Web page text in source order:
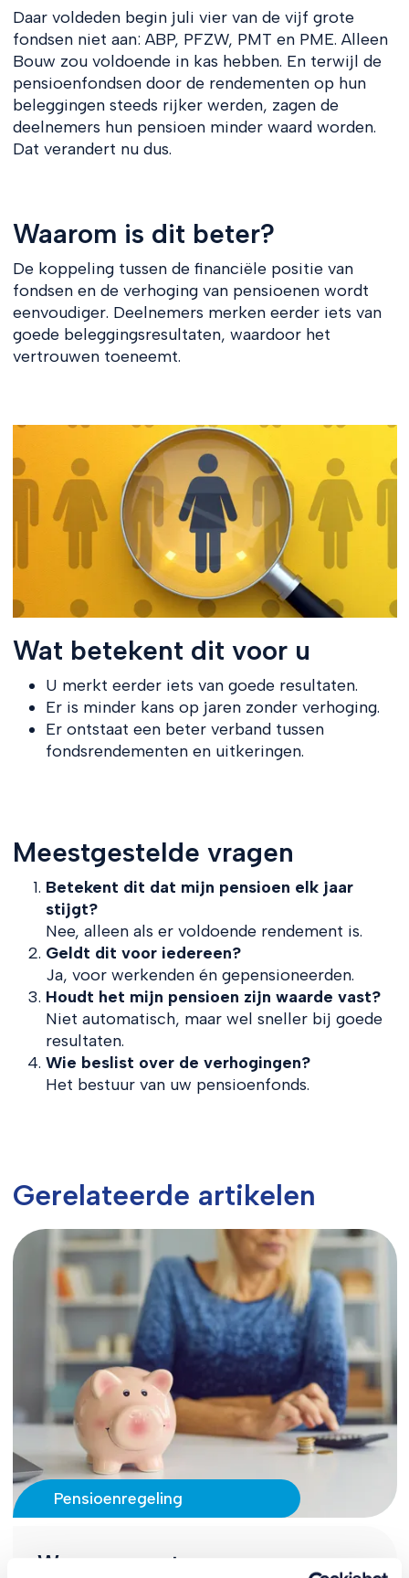
Daar voldeden begin juli vier van de vijf grote
fondsen niet aan: ABP, PFZW, PMT en PME. Alleen
Bouw zou voldoende in kas hebben. En terwijl de
pensioenfondsen door de rendementen op hun
beleggingen steeds rijker werden, zagen de
deelnemers hun pensioen minder waard worden.
Dat verandert nu dus.
Waarom is dit beter?
De koppeling tussen de financiële positie van
fondsen en de verhoging van pensioenen wordt
eenvoudiger. Deelnemers merken eerder iets van
goede beleggingsresultaten, waardoor het
vertrouwen toeneemt.
Wat betekent dit voor u
U merkt eerder iets van goede resultaten.
Er is minder kans op jaren zonder verhoging.
Er ontstaat een beter verband tussen
fondsrendementen en uitkeringen.
Meestgestelde vragen
Betekent dit dat mijn pensioen elk jaar
stijgt?
Nee, alleen als er voldoende rendement is.
Geldt dit voor iedereen?
Ja, voor werkenden én gepensioneerden.
Houdt het mijn pensioen zijn waarde vast?
Niet automatisch, maar wel sneller bij goede
resultaten.
Wie beslist over de verhogingen?
Het bestuur van uw pensioenfonds.
Gerelateerde artikelen
Pensioenregeling
Waarom moeten we naar een